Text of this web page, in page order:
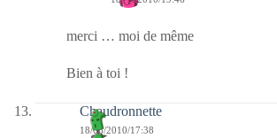
merci … moi de même
Bien à toi !
Chaudronnette
18/08/2010/17:38